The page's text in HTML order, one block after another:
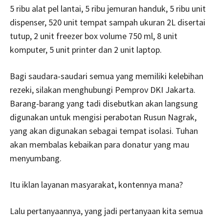
5 ribu alat pel lantai, 5 ribu jemuran handuk, 5 ribu unit
dispenser, 520 unit tempat sampah ukuran 2L disertai
tutup, 2 unit freezer box volume 750 ml, 8 unit
komputer, 5 unit printer dan 2 unit laptop.
Bagi saudara-saudari semua yang memiliki kelebihan
rezeki, silakan menghubungi Pemprov DKI Jakarta.
Barang-barang yang tadi disebutkan akan langsung
digunakan untuk mengisi perabotan Rusun Nagrak,
yang akan digunakan sebagai tempat isolasi. Tuhan
akan membalas kebaikan para donatur yang mau
menyumbang.
Itu iklan layanan masyarakat, kontennya mana?
Lalu pertanyaannya, yang jadi pertanyaan kita semua